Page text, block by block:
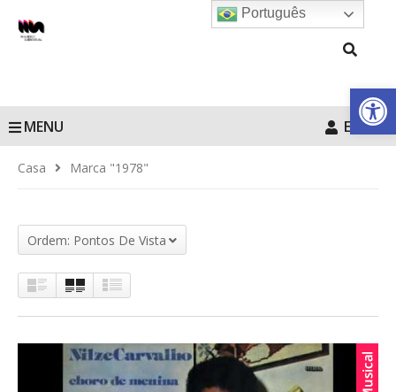
Barra de
MENU Entrar
Casa Marca "1978"
Ordem: Pontos De Vista
Português